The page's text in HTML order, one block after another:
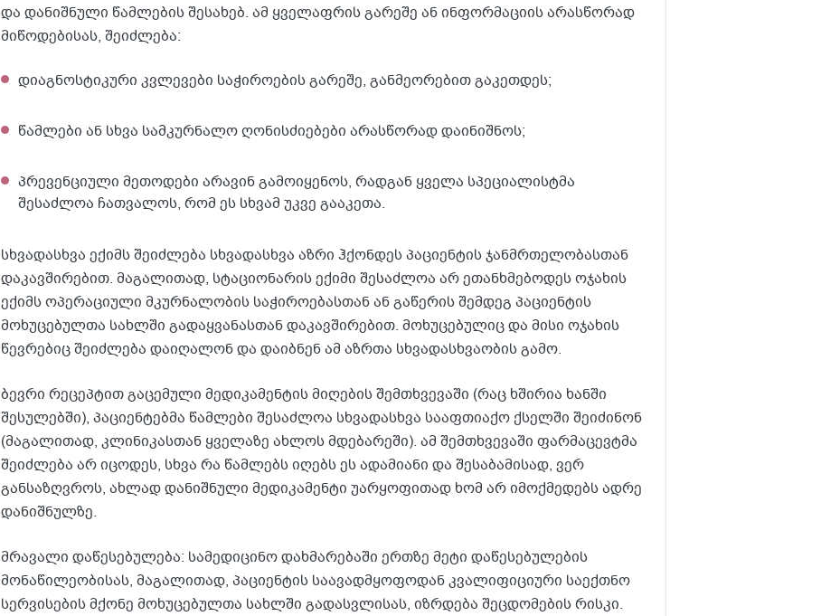
და დანიშნული წამლების შესახებ. ამ ყველაფრის გარეშე ან ინფორმაციის არასწორად
მიწოდებისას, შეიძლება:
დიაგნოსტიკური კვლევები საჭიროების გარეშე, განმეორებით გაკეთდეს;
წამლები ან სხვა სამკურნალო ღონისძიებები არასწორად დაინიშნოს;
პრევენციული მეთოდები არავინ გამოიყენოს, რადგან ყველა სპეციალისტმა
შესაძლოა ჩათვალოს, რომ ეს სხვამ უკვე გააკეთა.
სხვადასხვა ექიმს შეიძლება სხვადასხვა აზრი ჰქონდეს პაციენტის ჯანმრთელობასთან
დაკავშირებით. მაგალითად, სტაციონარის ექიმი შესაძლოა არ ეთანხმებოდეს ოჯახის
ექიმს ოპერაციული მკურნალობის საჭიროებასთან ან გაწერის შემდეგ პაციენტის
მოხუცებულთა სახლში გადაყვანასთან დაკავშირებით. მოხუცებულიც და მისი ოჯახის
წევრებიც შეიძლება დაიღალონ და დაიბნენ ამ აზრთა სხვადასხვაობის გამო.
ბევრი რეცეპტით გაცემული მედიკამენტის მიღების შემთხვევაში (რაც ხშირია ხანში
შესულებში), პაციენტებმა წამლები შესაძლოა სხვადასხვა სააფთიაქო ქსელში შეიძინონ
(მაგალითად, კლინიკასთან ყველაზე ახლოს მდებარეში). ამ შემთხვევაში ფარმაცევტმა
შეიძლება არ იცოდეს, სხვა რა წამლებს იღებს ეს ადამიანი და შესაბამისად, ვერ
განსაზღვროს, ახლად დანიშნული მედიკამენტი უარყოფითად ხომ არ იმოქმედებს ადრე
დანიშნულზე.
მრავალი დაწესებულება: სამედიცინო დახმარებაში ერთზე მეტი დაწესებულების
მონაწილეობისას, მაგალითად, პაციენტის საავადმყოფოდან კვალიფიციური საექთნო
სერვისების მქონე მოხუცებულთა სახლში გადასვლისას, იზრდება შეცდომების რისკი.